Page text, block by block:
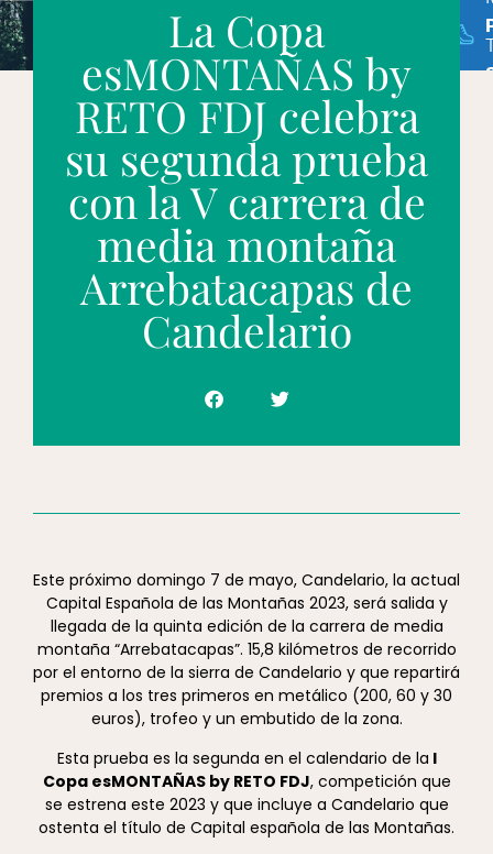
La Copa
esMONTAÑAS by
RETO FDJ celebra
su segunda prueba
con la V carrera de
media montaña
Arrebatacapas de
Candelario
Este próximo domingo 7 de mayo, Candelario, la actual
Capital Española de las Montañas 2023, será salida y
llegada de la quinta edición de la carrera de media
montaña “Arrebatacapas”. 15,8 kilómetros de recorrido
por el entorno de la sierra de Candelario y que repartirá
premios a los tres primeros en metálico (200, 60 y 30
euros), trofeo y un embutido de la zona.
Esta prueba es la segunda en el calendario de la I
Copa esMONTAÑAS by RETO FDJ, competición que
se estrena este 2023 y que incluye a Candelario que
ostenta el título de Capital española de las Montañas.